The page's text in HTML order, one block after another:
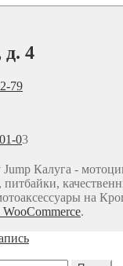
4
79
03
Калуга -
питбайки,
на
.